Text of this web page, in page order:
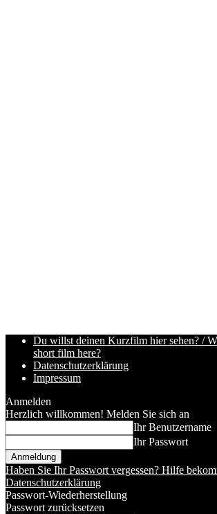
Du willst deinen Kurzfilm hier sehen? /
short film here?
Datenschutzerklärung
Impressum
Anmelden
Herzlich willkommen! Melden Sie sich an
Ihr Benutzername
Ihr Passwort
Haben Sie Ihr Passwort vergessen? Hilfe
Datenschutzerklärung
Passwort-Wiederherstellung
Passwort zurücksetzen